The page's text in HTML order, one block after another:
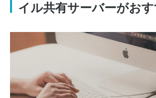
イル共有サーバーがお